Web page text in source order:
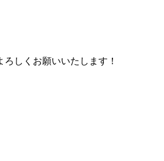
しくお願いいたします！